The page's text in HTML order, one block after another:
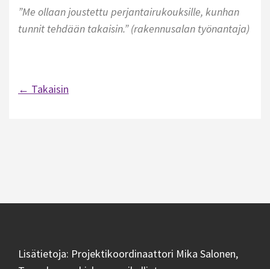
”Me ollaan joustettu perjantairukouksille, kunhan
tunnit tehdään takaisin.” (rakennusalan työnantaja)
← Takaisin
Lisätietoja: Projektikoordinaattori Mika Salonen,